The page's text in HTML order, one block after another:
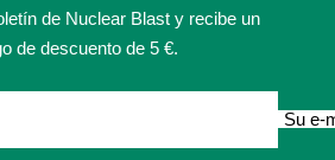
de Nuclear Blast y recibe un
de descuento de 5 €.
Su e-